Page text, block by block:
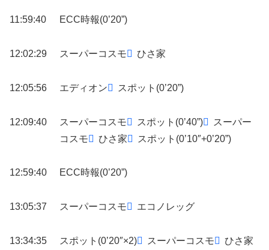
11:59:40 ECC時報(0’20”)
12:02:29 スーパーコスモ ひさ家
12:05:56 エディオン スポット(0’20”)
12:09:40 スーパーコスモ スポット(0’40”)
スーパー
コスモ
ひさ家 スポット(0’10″+0’20”)
12:59:40 ECC時報(0’20”)
13:05:37 スーパーコスモ エコノレッグ
13:34:35 スポット(0’20″×2) スーパーコスモ
ひさ家